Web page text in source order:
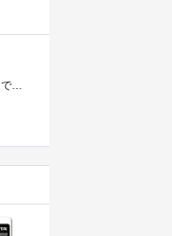
X58マザーはメモリスロットが折角6本あるのだから埋めなければもったいないと思い12GB分買ってきました。安いメモリで相性問題、Memtest真っ赤な�...